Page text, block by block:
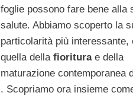
foglie possono fare bene alla
salute. Abbiamo scoperto la
particolarità più interessante,
quella della fioriturae della
maturazione contemporanea
. Scopriamo ora insieme